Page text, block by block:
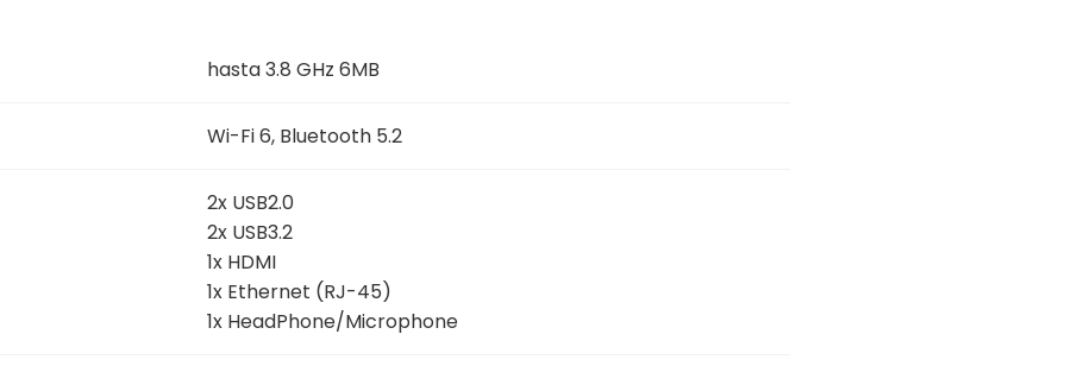
hasta 3.8 GHz 6MB
Wi-Fi 6, Bluetooth 5.2
2x USB2.0
2x USB3.2
1x HDMI
1x Ethernet (RJ-45)
1x HeadPhone/Microphone